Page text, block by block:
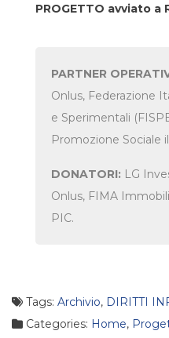
PROGETTO avviato a
PARTNER
Onlus, Federazione
e Sperimentali
Promozione Sociale
DONATORI: LG
Onlus, FIMA
PIC.
Tags: Archivio, DIRITTI
Categories: Home,